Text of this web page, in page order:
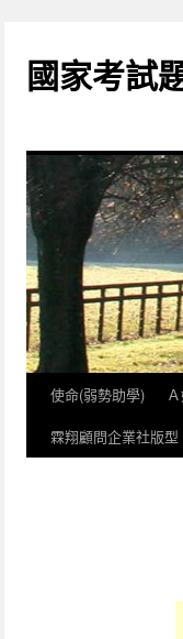
國家考試
使命(弱勢助學)
霖翔顧問企業社版型